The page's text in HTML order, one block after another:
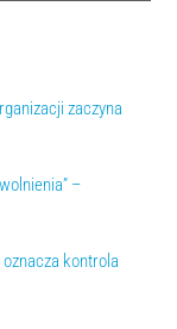
zaczyna
–
kontrola